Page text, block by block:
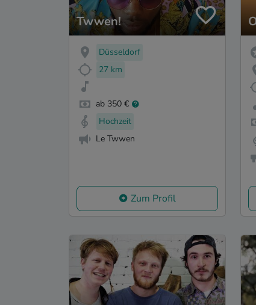
Twwen!
Düsseldorf
27 km
ab 350 €
Hochzeit
Le Twwen
Zum Profil